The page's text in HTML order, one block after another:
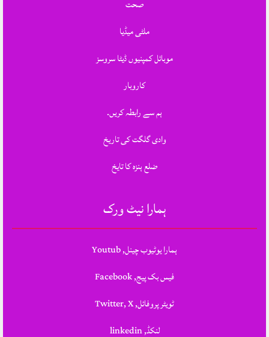
صحت
ملٹی میڈیا
موبائل کمپنیوں ڈیٹا سروسز
کاروبار
ہم سے رابطہ کریں.
وادی گلگت کی تاریخ
ضلع ہنزہ کا تایخ
ہمارا نیٹ ورک
ہمارا یوٹیوب چینل, Youtub
فیس بک پیج, Facebook
ٹویٹر پروفائل, Twitter, X
لنکڈ, linkedin